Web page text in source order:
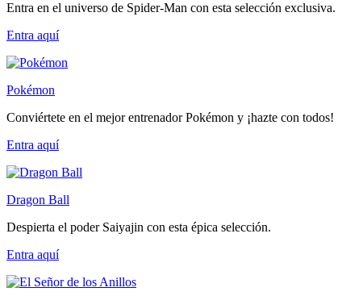
Entra en el universo de Spider-Man con esta selección exclusiva.
Entra aquí
Pokémon
Conviértete en el mejor entrenador Pokémon y ¡hazte con todos!
Entra aquí
Dragon Ball
Despierta el poder Saiyajin con esta épica selección.
Entra aquí